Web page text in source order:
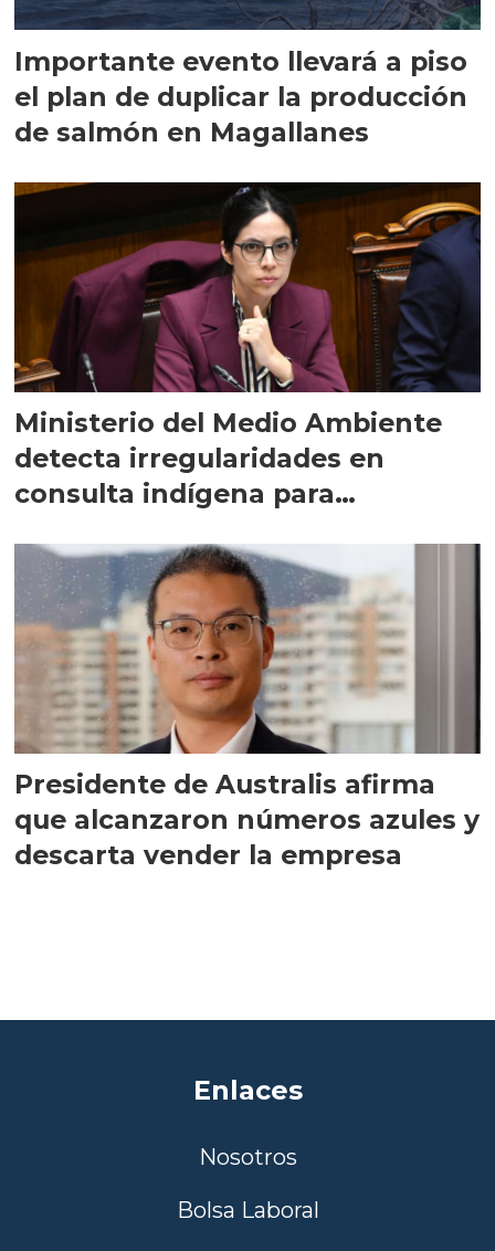
Importante evento llevará a piso
el plan de duplicar la producción
de salmón en Magallanes
Ministerio del Medio Ambiente
detecta irregularidades en
consulta indígena para
Presidente de Australis afirma
que alcanzaron números azules y
descarta vender la empresa
Enlaces
Nosotros
Bolsa Laboral